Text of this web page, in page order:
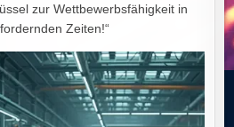
zur Wettbewerbsfähigkeit in
Zeiten!“